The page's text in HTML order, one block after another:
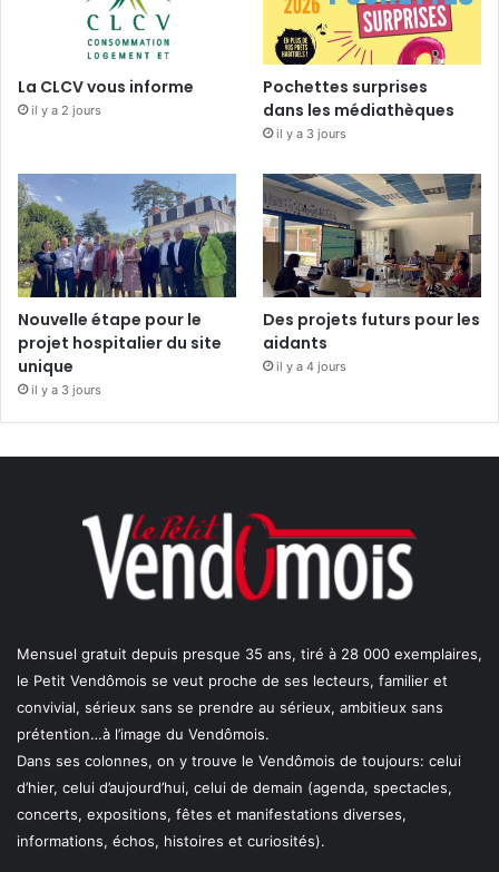
La CLCV vous informe
il y a 2 jours
Pochettes surprises
dans les médiathèques
il y a 3 jours
Nouvelle étape pour le
projet hospitalier du site
unique
il y a 3 jours
Des projets futurs pour les
aidants
il y a 4 jours
Mensuel gratuit depuis presque 35 ans, tiré à 28 000 exemplaires,
le Petit Vendômois se veut proche de ses lecteurs, familier et
convivial, sérieux sans se prendre au sérieux, ambitieux sans
prétention…à l’image du Vendômois.
Dans ses colonnes, on y trouve le Vendômois de toujours: celui
d’hier, celui d’aujourd’hui, celui de demain (agenda, spectacles,
concerts, expositions, fêtes et manifestations diverses,
informations, échos, histoires et curiosités).